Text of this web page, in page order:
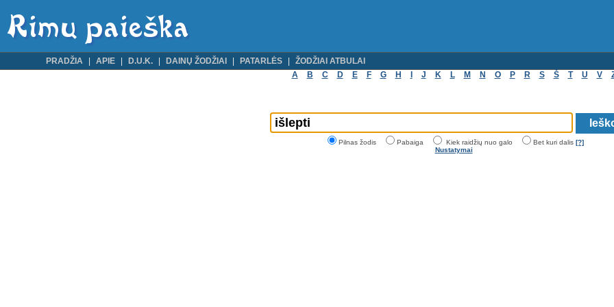
PRADŽIA APIE D.U.K. DAINŲ ŽODŽIAI PATARLĖS
ŽODŽIAI ATBULAI
A
B C D E F G H J K L M N O P R S Š T U V
Pilnas žodis Pabaiga Kiek raidžių nuo galo Bet kuri dalis [?]
Nustatymai